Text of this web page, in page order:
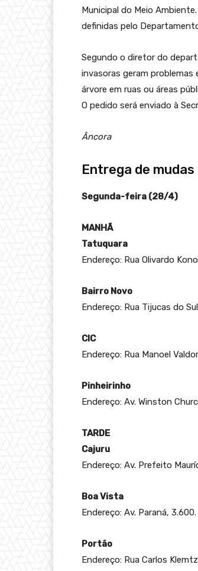
Municipal do Meio
definidas pelo
Segundo o diretor do
invasoras geram problemas
árvore em ruas ou áreas
O pedido será enviado à
Âncora
Entrega de
Segunda-feira (28/4)
MANHÃ
Tatuquara
Endereço: Rua Olivardo
Bairro Novo
Endereço: Rua Tijucas do
CIC
Endereço: Rua Manoel
Pinheirinho
Endereço: Av. Winston
TARDE
Cajuru
Endereço: Av. Prefeito
Boa Vista
Endereço: Av. Paraná, 3.600.
Portão
Endereço: Rua Carlos